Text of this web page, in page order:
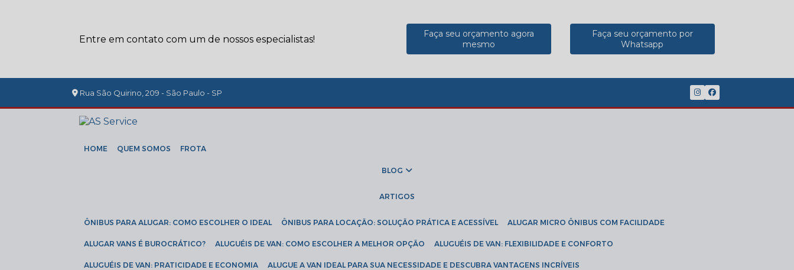
Entre em contato com um de nossos especialistas!
Faça seu orçamento agora
mesmo
Faça seu orçamento por
Whatsapp
Rua São Quirino, 209 - São Paulo - SP
HOME QUEM SOMOS FROTA
BLOG
ARTIGOS
ÔNIBUS PARA ALUGAR: COMO ESCOLHER O IDEAL ÔNIBUS PARA LOCAÇÃO: SOLUÇÃO PRÁTICA E ACESSÍVEL ALUGAR MICRO ÔNIBUS COM FACILIDADE
ALUGAR VANS É BUROCRÁTICO? ALUGUÉIS DE VAN: COMO ESCOLHER A MELHOR OPÇÃO ALUGUÉIS DE VAN: FLEXIBILIDADE E CONFORTO
ALUGUÉIS DE VAN: PRATICIDADE E ECONOMIA ALUGUE A VAN IDEAL PARA SUA NECESSIDADE E DESCUBRA VANTAGENS INCRÍVEIS